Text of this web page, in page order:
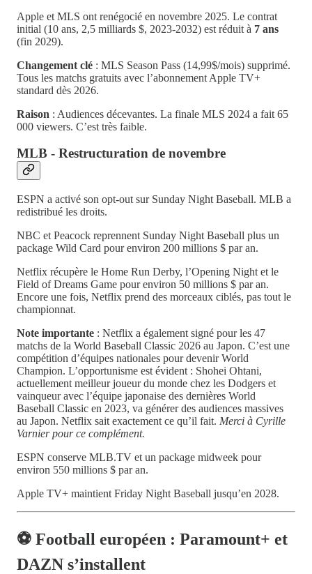
Apple et MLS ont renégocié en novembre 2025. Le contrat
initial (10 ans, 2,5 milliards $, 2023-2032) est réduit à 7 ans
(fin 2029).
Changement clé : MLS Season Pass (14,99$/mois) supprimé.
Tous les matchs gratuits avec l’abonnement Apple TV+
standard dès 2026.
Raison : Audiences décevantes. La finale MLS 2024 a fait 65
000 viewers. C’est très faible.
MLB - Restructuration de novembre
ESPN a activé son opt-out sur Sunday Night Baseball. MLB a
redistribué les droits.
NBC et Peacock reprennent Sunday Night Baseball plus un
package Wild Card pour environ 200 millions $ par an.
Netflix récupère le Home Run Derby, l’Opening Night et le
Field of Dreams Game pour environ 50 millions $ par an.
Encore une fois, Netflix prend des morceaux ciblés, pas tout le
championnat.
Note importante : Netflix a également signé pour les 47
matchs de la World Baseball Classic 2026 au Japon. C’est une
compétition d’équipes nationales pour devenir World
Champion. L’opportunisme est évident : Shohei Ohtani,
actuellement meilleur joueur du monde chez les Dodgers et
vainqueur avec l’équipe japonaise des dernières World
Baseball Classic en 2023, va générer des audiences massives
au Japon. Netflix sait exactement ce qu’il fait. Merci à Cyrille
Varnier pour ce complément.
ESPN conserve MLB.TV et un package midweek pour
environ 550 millions $ par an.
Apple TV+ maintient Friday Night Baseball jusqu’en 2028.
⚽ Football européen : Paramount+ et
DAZN s’installent